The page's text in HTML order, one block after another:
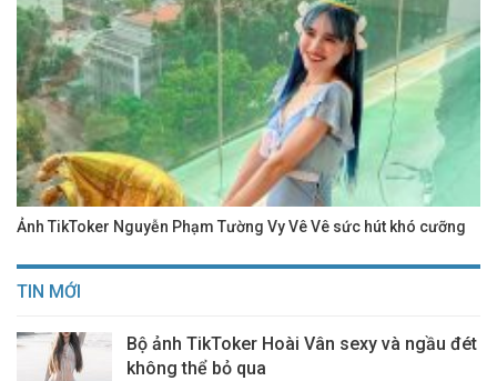
Ảnh TikToker Nguyễn Phạm Tường Vy Vê Vê sức hút khó cưỡng
TIN MỚI
Bộ ảnh TikToker Hoài Vân sexy và ngầu đét
không thể bỏ qua